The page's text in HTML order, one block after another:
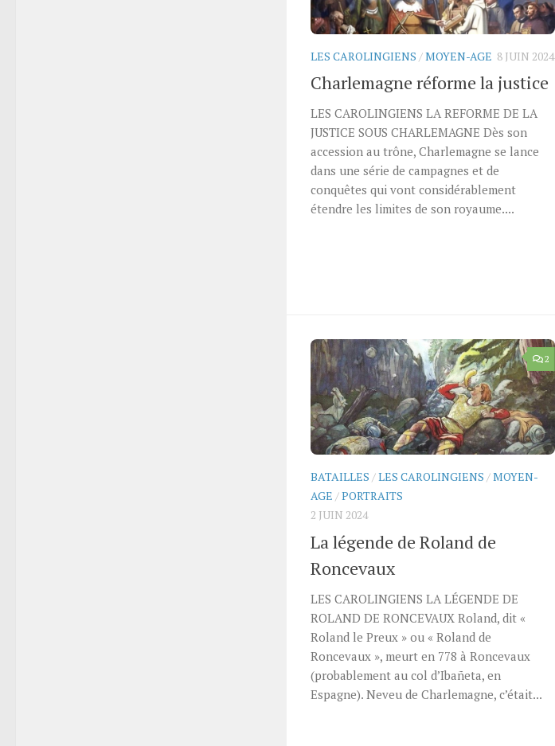
LES CAROLINGIENS /MOYEN-AGE 8 JUIN 2024
Charlemagne réforme la justice
LES CAROLINGIENS LA REFORME DE LA
JUSTICE SOUS CHARLEMAGNE Dès son
accession au trône, Charlemagne se lance
dans une série de campagnes et de
conquêtes qui vont considérablement
étendre les limites de son royaume....
2
BATAILLES /LES CAROLINGIENS /MOYEN-
AGE /PORTRAITS
2 JUIN 2024
La légende de Roland de
Roncevaux
LES CAROLINGIENS LA LÉGENDE DE
ROLAND DE RONCEVAUX Roland, dit «
Roland le Preux » ou « Roland de
Roncevaux », meurt en 778 à Roncevaux
(probablement au col d’Ibañeta, en
Espagne). Neveu de Charlemagne, c’était...